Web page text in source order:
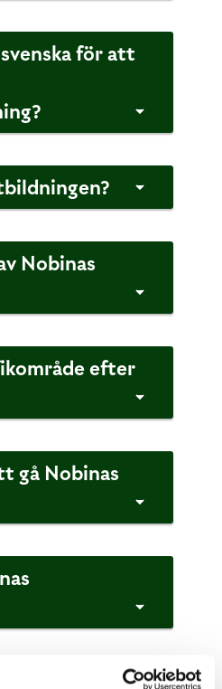
för att
Nobinas
efter
gå Nobinas
utbildningen?